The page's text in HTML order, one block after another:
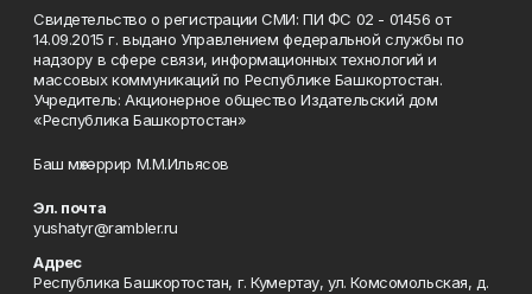
Свидетельство о регистрации СМИ: ПИ ФС 02 - 01456 от
14.09.2015 г. выдано Управлением федеральной службы по
надзору в сфере связи, информационных технологий и
массовых коммуникаций по Республике Башкортостан.
Учредитель: Акционерное общество Издательский дом
«Республика Башкортостан»
Баш мөхәррир М.М.Ильясов
Эл. почта
yushatyr@rambler.ru
Адрес
Республика Башкортостан, г. Кумертау, ул. Комсомольская, д.